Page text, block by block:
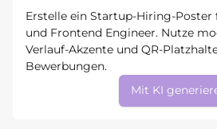
Erstelle ein Startup-Hiring-
und Frontend Engineer. Nutze
Verlauf-Akzente und QR-
Bewerbungen.
Mit KI